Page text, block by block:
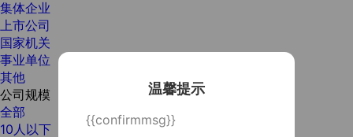
温馨提示
{{confirmmsg}}
集体企业
上市公司
国家机关
事业单位
其他
公司规模
全部
10人以下